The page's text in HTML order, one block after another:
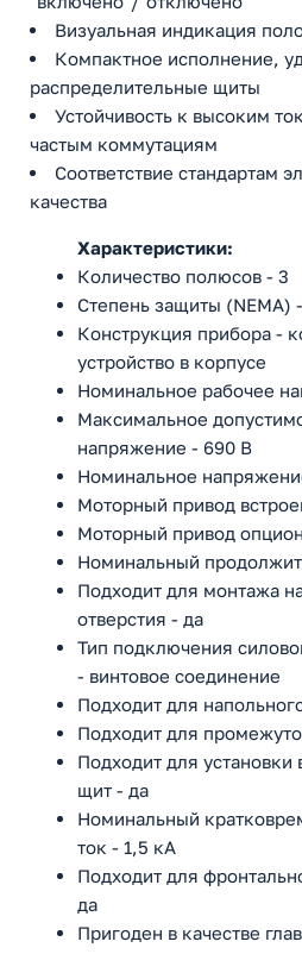
Визуальная индикация
Компактное исполнение,
распределительные щиты
Устойчивость к высоким
частым коммутациям
Соответствие стандартам
качества
Характеристики:
Количество полюсов - 3
Степень защиты (NEMA)
Конструкция прибора -
устройство в корпусе
Номинальное рабочее
Максимальное
напряжение - 690 В
Номинальное
Моторный привод
Моторный привод
Номинальный
Подходит для монтажа
отверстия - да
Тип подключения
- винтовое соединение
Подходит для
Подходит для
Подходит для установки
щит - да
Номинальный
ток - 1,5 кА
Подходит для
да
Пригоден в качестве